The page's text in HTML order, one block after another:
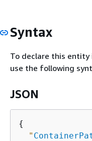
Syntax
To declare this entity
use the following
JSON
{
"